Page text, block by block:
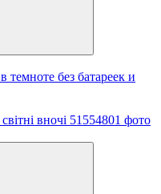
темноте без батареек и